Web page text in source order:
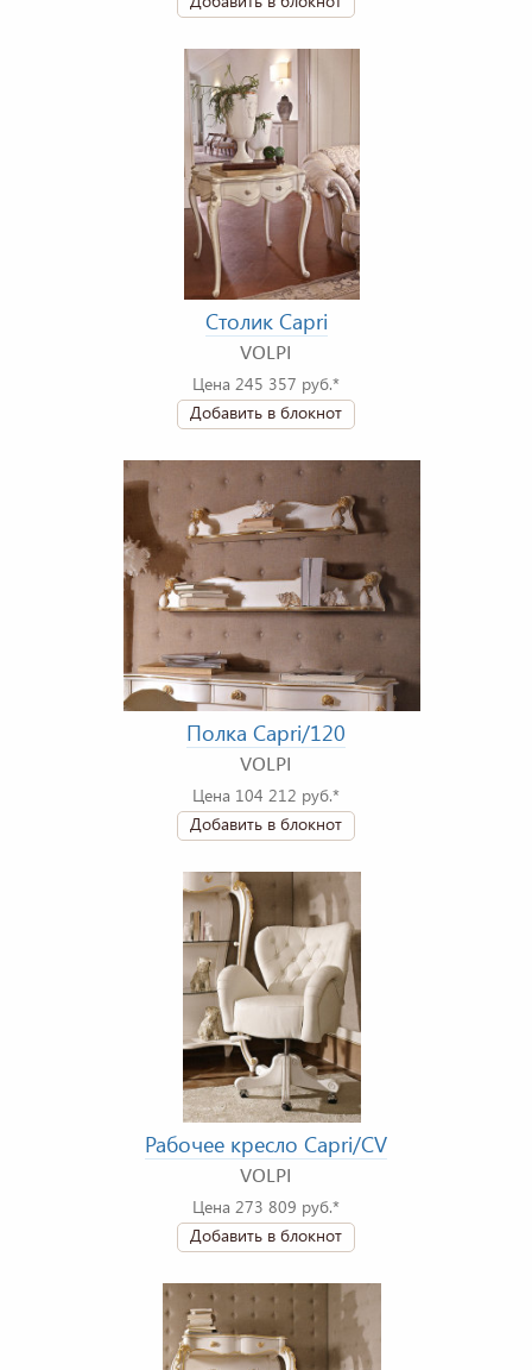
Столик Capri
VOLPI
Цена 245 357 руб.*
Добавить в блокнот
Полка Capri/120
VOLPI
Цена 104 212 руб.*
Добавить в блокнот
Рабочее кресло Capri/CV
VOLPI
Цена 273 809 руб.*
Добавить в блокнот